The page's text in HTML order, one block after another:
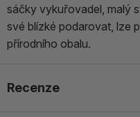
sáčky vykuřovadel, malý
své blízké podarovat, lze
přírodního obalu.
Recenze